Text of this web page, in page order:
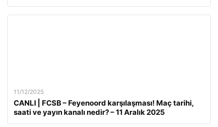
11/12/2025
CANLI | FCSB – Feyenoord karşılaşması! Maç tarihi,
saati ve yayın kanalı nedir? – 11 Aralık 2025